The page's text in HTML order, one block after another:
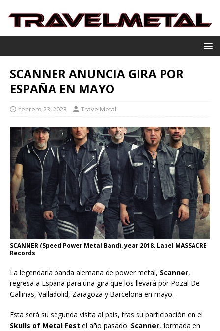
SCANNER ANUNCIA GIRA POR
ESPAÑA EN MAYO
febrero 23, 2023 TravelMetal
SCANNER (Speed Power Metal Band), year 2018, Label MASSACRE
Records
La legendaria banda alemana de power metal, Scanner,
regresa a España para una gira que los llevará por Pozal De
Gallinas, Valladolid, Zaragoza y Barcelona en mayo.
Esta será su segunda visita al país, tras su participación en el
Skulls of Metal Fest el año pasado. Scanner, formada en